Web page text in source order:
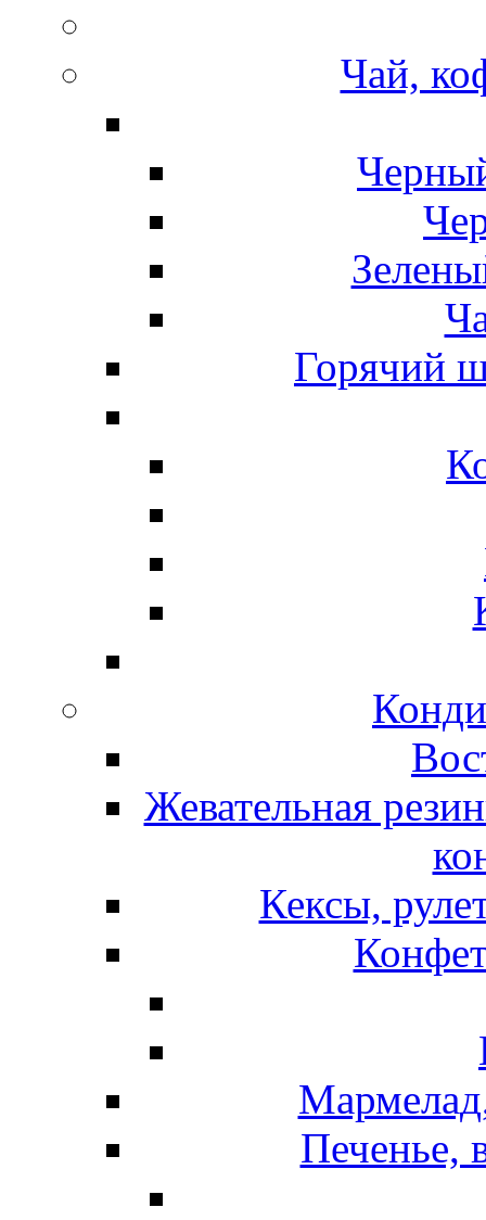
Чай,
Горячий
Жевательная
Кексы,
Печенье,